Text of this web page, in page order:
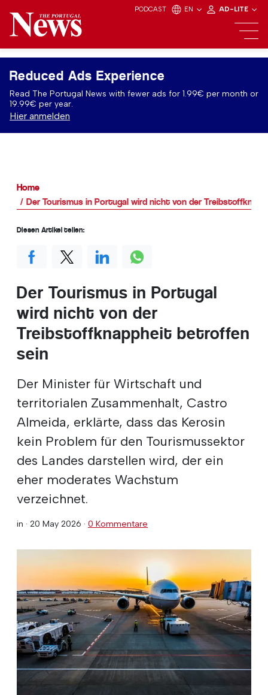
PODCAST EN AD-LITE
Reduced Ads Experience
Read The Portugal News with fewer ads for 1.99€ per month or
19.99€ per year.
Hier anmelden
Home
Der Tourismus in Portugal wird nicht von der
Der Tourismus in Portugal
wird nicht von der
Treibstoffknappheit betroffen
sein
Der Minister für Wirtschaft und
territorialen Zusammenhalt, Castro
Almeida, erklärte, dass das Kerosin
kein Problem für den Tourismussektor
des Landes darstellen wird, der ein
eher moderates Wachstum
verzeichnet.
in · 20 May 2026 · 0 Kommentare
Diesen Artikel teilen: